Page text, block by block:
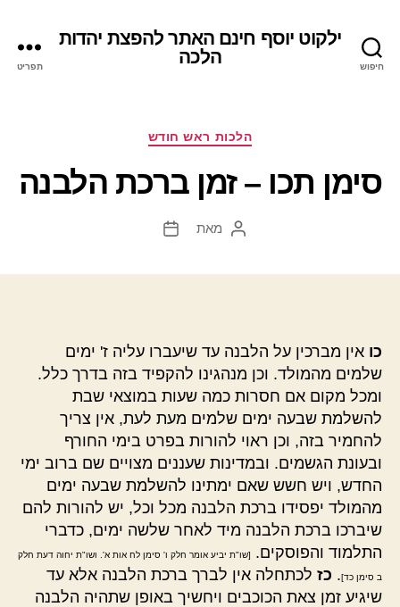
חיפוש
ילקוט יוסף חינם האתר להפצת יהדות
הלכה
תפריט
קטגוריות
הלכות ראש חודש
סימן תכו – זמן ברכת הלבנה
המחבר
מאת
תאריך
כו אין מברכין על הלבנה עד שיעברו עליה ז' ימים
שלמים מהמולד. וכן מנהגינו להקפיד בזה בדרך כלל.
ומכל מקום אם חסרות כמה שעות במוצאי שבת
להשלמת שבעה ימים שלמים מעת לעת, אין צריך
להחמיר בזה, וכן ראוי להורות בפרט בימי החורף
ובעונת הגשמים. ובמדינות שעננים מצויים שם ברוב ימי
החדש, ויש חשש שאם ימתינו להשלמת שבעה ימים
מהמולד יפסידו ברכת הלבנה מכל וכל, יש להורות להם
שיברכו ברכת הלבנה מיד לאחר שלשה ימים, כדברי
התלמוד והפוסקים.
[שו"ת יביע אומר חלק ו' סימן לח אות א'. ושו"ת יחוה דעת חלק
ב סימן כד]. כז לכתחלה אין לברך ברכת הלבנה אלא עד
שיגיע זמן צאת הכוכבים ויחשיך באופן שתהיה הלבנה